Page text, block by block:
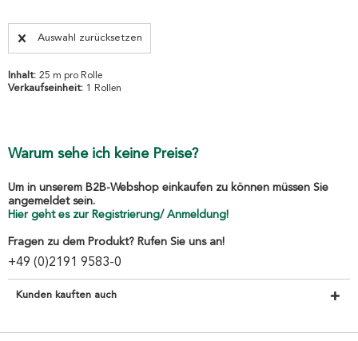
Auswahl zurücksetzen
Inhalt: 25 m pro Rolle
Verkaufseinheit: 1 Rollen
Warum sehe ich keine Preise?
Um in unserem B2B-Webshop einkaufen zu können müssen Sie
angemeldet sein.
Hier geht es zur Registrierung/ Anmeldung!
Fragen zu dem Produkt? Rufen Sie uns an!
+49 (0)2191 9583-0
Kunden kauften auch